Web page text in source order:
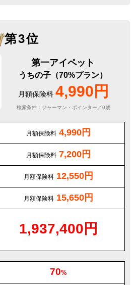
第3位
第一アイペット
うちの子（70%プラン）
月額保険料 4,990円
検索条件：ジャーマン・ポインター／0歳
月額保険料 4,990円
月額保険料 7,200円
月額保険料 12,550円
月額保険料 15,650円
1,937,400円
70%